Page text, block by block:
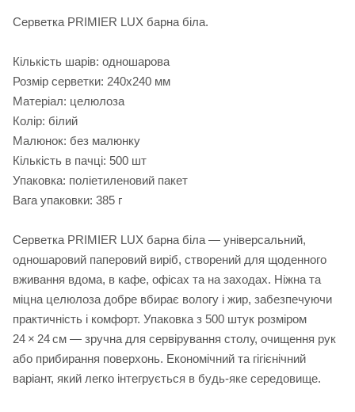
Серветка PRIMIER LUX барна біла.
Кількість шарів: одношарова
Розмір серветки: 240х240 мм
Матеріал: целюлоза
Колір: білий
Малюнок: без малюнку
Кількість в пачці: 500 шт
Упаковка: поліетиленовий пакет
Вага упаковки: 385 г
Серветка PRIMIER LUX барна біла — універсальний,
одношаровий паперовий виріб, створений для щоденного
вживання вдома, в кафе, офісах та на заходах. Ніжна та
міцна целюлоза добре вбирає вологу і жир, забезпечуючи
практичність і комфорт. Упаковка з 500 штук розміром
24 × 24 см — зручна для сервірування столу, очищення рук
або прибирання поверхонь. Економічний та гігієнічний
варіант, який легко інтегрується в будь-яке середовище.